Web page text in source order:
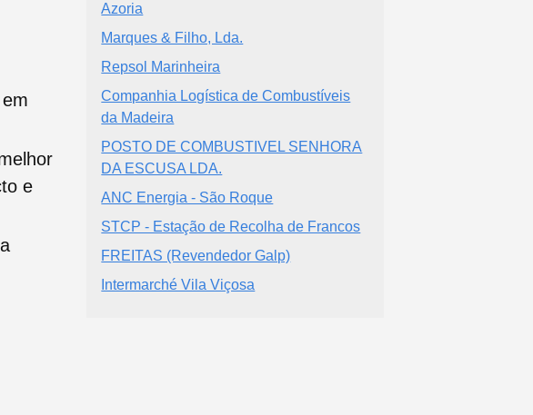
e
Azoria
Marques & Filho, Lda.
Repsol Marinheira
Companhia Logística de Combustíveis
da Madeira
POSTO DE COMBUSTIVEL SENHORA
DA ESCUSA LDA.
ANC Energia - São Roque
STCP - Estação de Recolha de Francos
FREITAS (Revendedor Galp)
Intermarché Vila Viçosa